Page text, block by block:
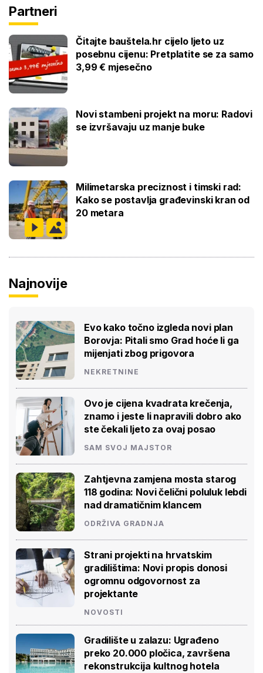
Partneri
Čitajte bauštela.hr cijelo ljeto uz
posebnu cijenu: Pretplatite se za samo
3,99 € mjesečno
Novi stambeni projekt na moru: Radovi
se izvršavaju uz manje buke
Milimetarska preciznost i timski rad:
Kako se postavlja građevinski kran od
20 metara
Najnovije
Evo kako točno izgleda novi plan
Borovja: Pitali smo Grad hoće li ga
mijenjati zbog prigovora
NEKRETNINE
Ovo je cijena kvadrata krečenja,
znamo i jeste li napravili dobro ako
ste čekali ljeto za ovaj posao
SAM SVOJ MAJSTOR
Zahtjevna zamjena mosta starog
118 godina: Novi čelični poluluk lebdi
nad dramatičnim klancem
ODRŽIVA GRADNJA
Strani projekti na hrvatskim
gradilištima: Novi propis donosi
ogromnu odgovornost za
projektante
NOVOSTI
Gradilište u zalazu: Ugrađeno
preko 20.000 pločica, završena
rekonstrukcija kultnog hotela